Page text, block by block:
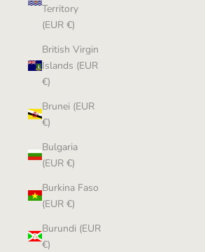
Territory
(EUR €)
British Virgin
Islands (EUR
€)
Brunei (EUR
€)
Bulgaria
(EUR €)
Burkina Faso
(EUR €)
Burundi (EUR
€)